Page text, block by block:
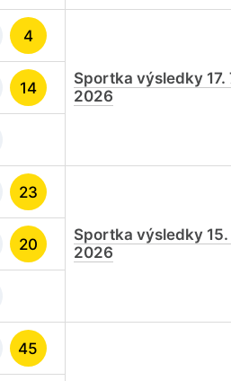
4
Sportka výsledky 17.
2026
14
23
Sportka výsledky 15.
2026
20
45